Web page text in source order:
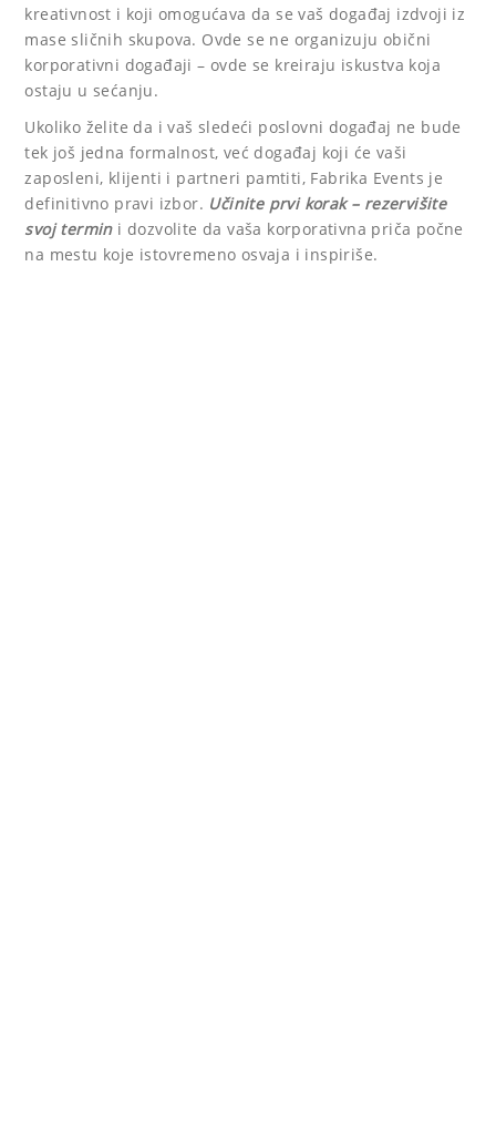
kreativnost i koji omogućava da se vaš događaj izdvoji iz
mase sličnih skupova. Ovde se ne organizuju obični
korporativni događaji – ovde se kreiraju iskustva koja
ostaju u sećanju.
Ukoliko želite da i vaš sledeći poslovni događaj ne bude
tek još jedna formalnost, već događaj koji će vaši
zaposleni, klijenti i partneri pamtiti, Fabrika Events je
definitivno pravi izbor. Učinite prvi korak – rezervišite
svoj termini dozvolite da vaša korporativna priča počne
na mestu koje istovremeno osvaja i inspiriše.